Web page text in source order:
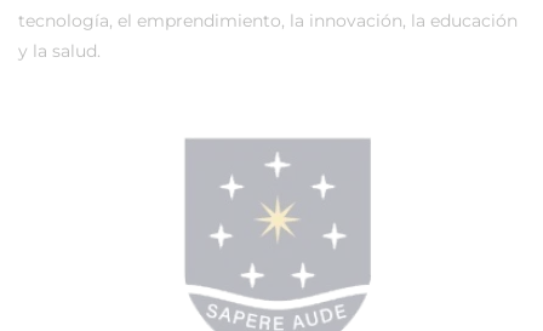
tecnología, el emprendimiento, la innovación, la educación
y la salud.